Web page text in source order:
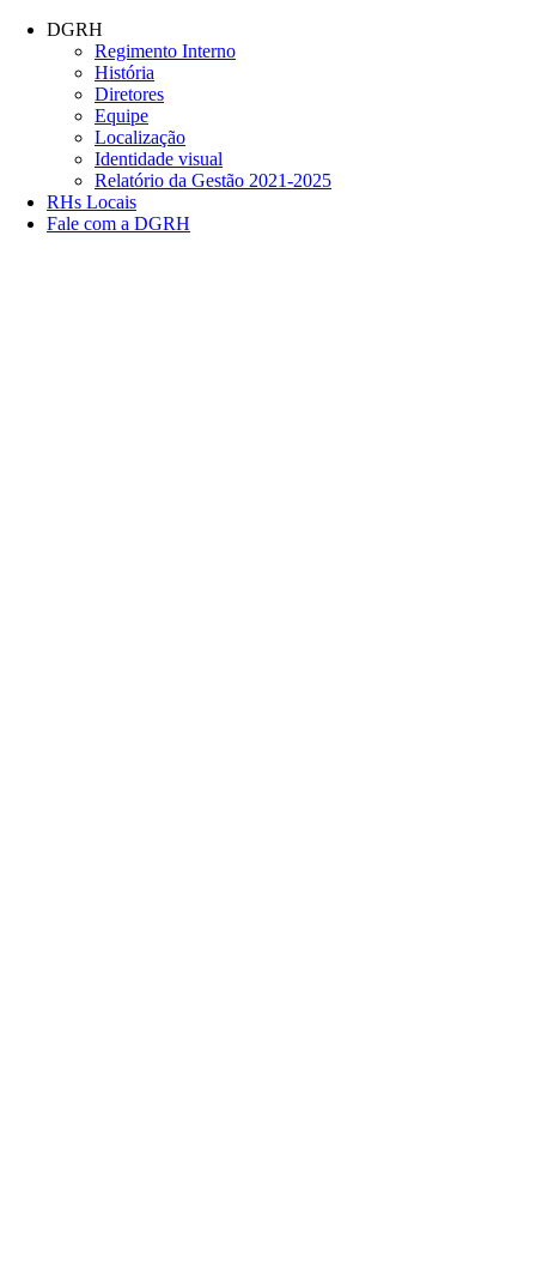
Conteúdo principal
DGRH
Regimento Interno
História
Diretores
Equipe
Localização
Identidade visual
Relatório da Gestão 2021-2025
RHs Locais
Fale com a DGRH